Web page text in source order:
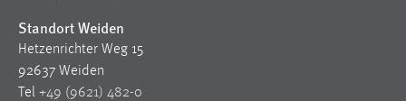
Standort Weiden
Hetzenrichter Weg 15
92637 Weiden
Tel +49 (9621) 482-0
Statistik Cookies erfassen Informationen anonym.
Diese Informationen helfen uns zu verstehen, wie
unsere Besucher unsere Website nutzen.